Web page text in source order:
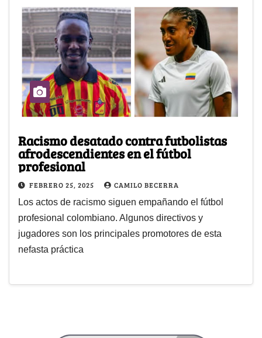
Racismo desatado contra futbolistas
afrodescendientes en el fútbol
profesional
FEBRERO 25, 2025 CAMILO BECERRA
Los actos de racismo siguen empañando el fútbol
profesional colombiano. Algunos directivos y
jugadores son los principales promotores de esta
nefasta práctica